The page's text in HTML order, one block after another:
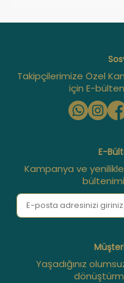
Takipçilerimize Özel
için E-
E-
Kampanya ve
Yaşadığınız